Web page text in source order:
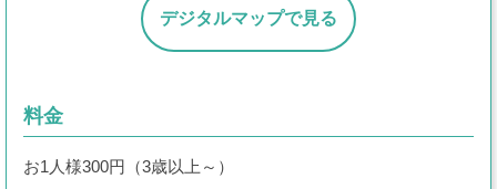
アシカショー
デジタルマップで見る
料金
お1人様300円（3歳以上～）